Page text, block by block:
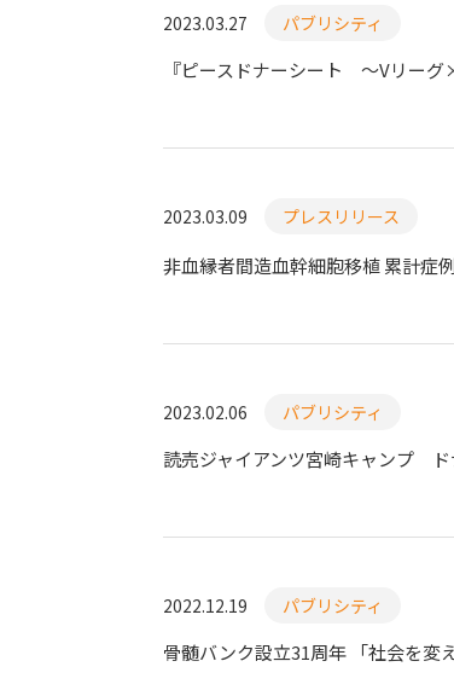
2023.03.27 パブリシティ
『ピースドナーシート ～Vリー
2023.03.09 プレスリリース
非血縁者間造血幹細胞移植 累計症
2023.02.06 パブリシティ
読売ジャイアンツ宮崎キャンプ ド
2022.12.19 パブリシティ
骨髄バンク設立31周年 「社会を変